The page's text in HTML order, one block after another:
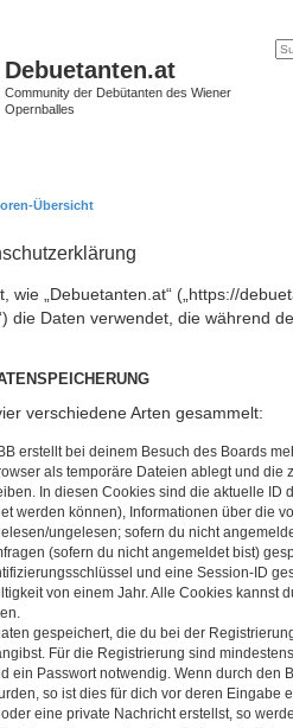
Debuetanten.at
Community der Debütanten des Wiener
Opernballes
Übersicht
wie „Debuetanten.at“ („https://
die Daten verwendet, die während
verschiedene Arten gesammelt:
erstellt bei deinem Besuch des Boards
als temporäre Dateien ablegt und die
In diesen Cookies sind die aktuelle ID
werden können), Informationen über die
ungelesen; sofern du nicht
(sofern du nicht angemeldet bist)
und eine Session-ID
von einem Jahr. Alle Cookies kannst
gespeichert, die du bei der
Für die Registrierung sind
ein Passwort notwendig. Wenn durch den
so ist dies für dich vor deren Eingabe
eine private Nachricht erstellst, so